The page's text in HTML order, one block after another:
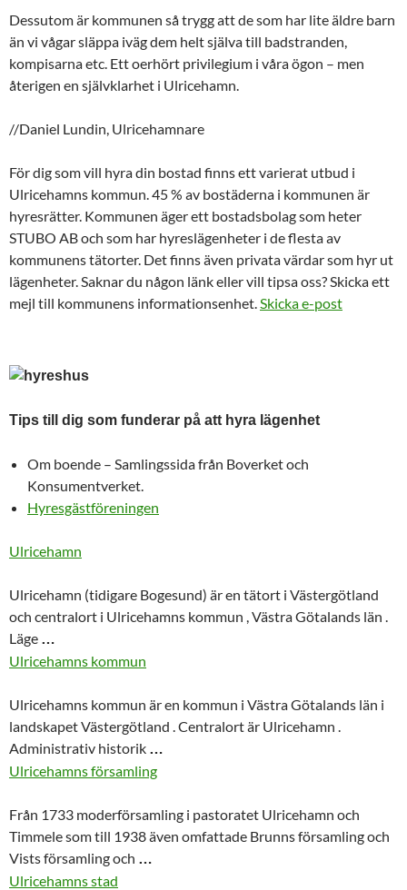
Dessutom är kommunen så trygg att de som har lite äldre barn
än vi vågar släppa iväg dem helt själva till badstranden,
kompisarna etc. Ett oerhört privilegium i våra ögon – men
återigen en självklarhet i Ulricehamn.
//Daniel Lundin, Ulricehamnare
För dig som vill hyra din bostad finns ett varierat utbud i
Ulricehamns kommun. 45 % av bostäderna i kommunen är
hyresrätter. Kommunen äger ett bostadsbolag som heter
STUBO AB och som har hyreslägenheter i de flesta av
kommunens tätorter. Det finns även privata värdar som hyr ut
lägenheter. Saknar du någon länk eller vill tipsa oss? Skicka ett
mejl till kommunens informationsenhet.Skicka e-post
Tips till dig som funderar på att hyra lägenhet
Om boende – Samlingssida från Boverket och
Konsumentverket.
Hyresgästföreningen
Ulricehamn
Ulricehamn (tidigare Bogesund) är en tätort i Västergötland
och centralort i Ulricehamns kommun , Västra Götalands län .
Läge …
Ulricehamns kommun
Ulricehamns kommun är en kommun i Västra Götalands län i
landskapet Västergötland . Centralort är Ulricehamn .
Administrativ historik …
Ulricehamns församling
Från 1733 moderförsamling i pastoratet Ulricehamn och
Timmele som till 1938 även omfattade Brunns församling och
Vists församling och …
Ulricehamns stad